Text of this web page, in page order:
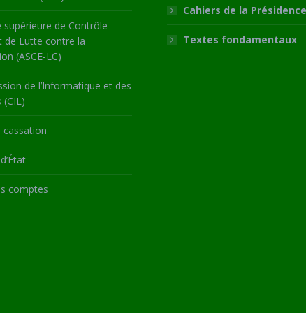
supérieure de Contrôle
de Lutte contre la
(ASCE-LC)
de l’Informatique et des
(CIL)
cassation
comptes
Cahiers de la Présidence
Textes fondamentaux